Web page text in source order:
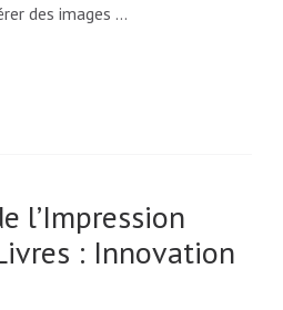
des images …
l’Impression
: Innovation